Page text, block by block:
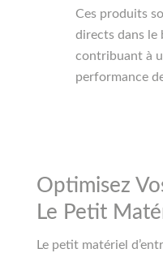
Ces produits
directs dans le
contribuant à
performance
Optimisez
Le Petit
Le petit matériel